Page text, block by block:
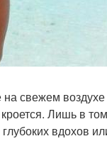
свежем
Лишь в
глубоких вдохов